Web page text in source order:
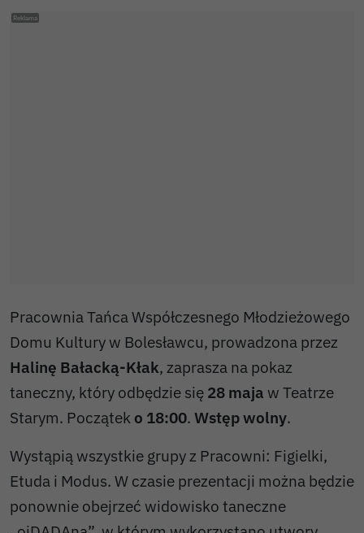
Pracownia Tańca Współczesnego Młodzieżowego
Domu Kultury w Bolesławcu, prowadzona przez
Halinę Bałacką-Kłak, zaprasza na pokaz
taneczny, który odbędzie się 28 maja w Teatrze
Starym. Początek o 18:00. Wstęp wolny.
Wystąpią wszystkie grupy z Pracowni: Figielki,
Etuda i Modus. W czasie prezentacji można będzie
ponownie obejrzeć widowisko taneczne